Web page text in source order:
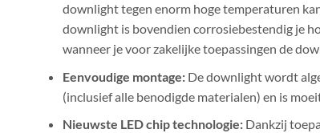
downlight tegen enorm hoge temperaturen
downlight is bovendien corrosiebestendig je
wanneer je voor zakelijke toepassingen de
Eenvoudige montage:De downlight wordt
(inclusief alle benodigde materialen) en is
Nieuwste LED chip technologie:Dankzij